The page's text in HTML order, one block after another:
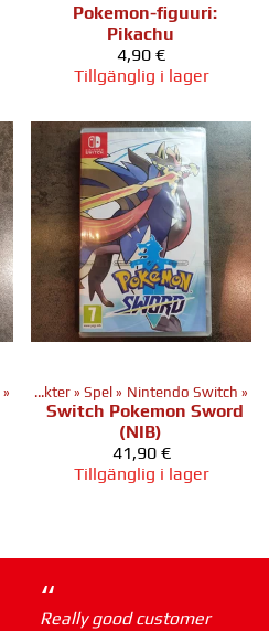
Pokemon-figuuri:
Pikachu
4,90 €
Tillgänglig i lager
‪» Produkter ‪» Spel ‪» Nintendo Switch ‪»
Switch Pokemon Sword
(NIB)
41,90 €
Tillgänglig i lager
“
Really good customer